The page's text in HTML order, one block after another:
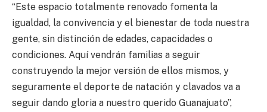
“Este espacio totalmente renovado fomenta la
igualdad, la convivencia y el bienestar de toda nuestra
gente, sin distinción de edades, capacidades o
condiciones. Aquí vendrán familias a seguir
construyendo la mejor versión de ellos mismos, y
seguramente el deporte de natación y clavados va a
seguir dando gloria a nuestro querido Guanajuato”,